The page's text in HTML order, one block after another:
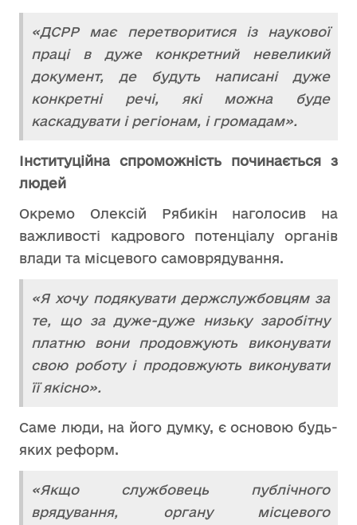
«ДСРР має перетворитися із наукової
праці в дуже конкретний невеликий
документ, де будуть написані дуже
конкретні речі, які можна буде
каскадувати і регіонам, і громадам».
Інституційна спроможність починається з
людей
Окремо Олексій Рябикін наголосив на
важливості кадрового потенціалу органів
влади та місцевого самоврядування.
«Я хочу подякувати держслужбовцям за
те, що за дуже-дуже низьку заробітну
платню вони продовжують виконувати
свою роботу і продовжують виконувати
її якісно».
Саме люди, на його думку, є основою будь-
яких реформ.
«Якщо службовець публічного
врядування, органу місцевого